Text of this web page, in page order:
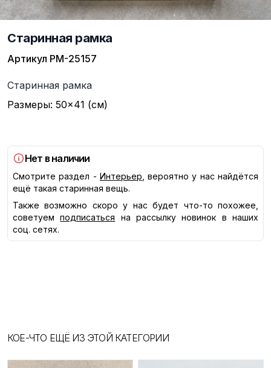
Старинная рамка
Артикул РМ-25157
Описание
Старинная рамка
Размеры: 50×41 (см)
Нет в наличии
Смотрите раздел - Интерьер , вероятно у нас найдётся
ещё такая старинная вещь.
Также возможно скоро у нас будет что-то похожее,
советуем
подписаться
на рассылку новинок в наших
соц. сетях.
КОЕ-ЧТО ЕЩЁ ИЗ ЭТОЙ КАТЕГОРИИ